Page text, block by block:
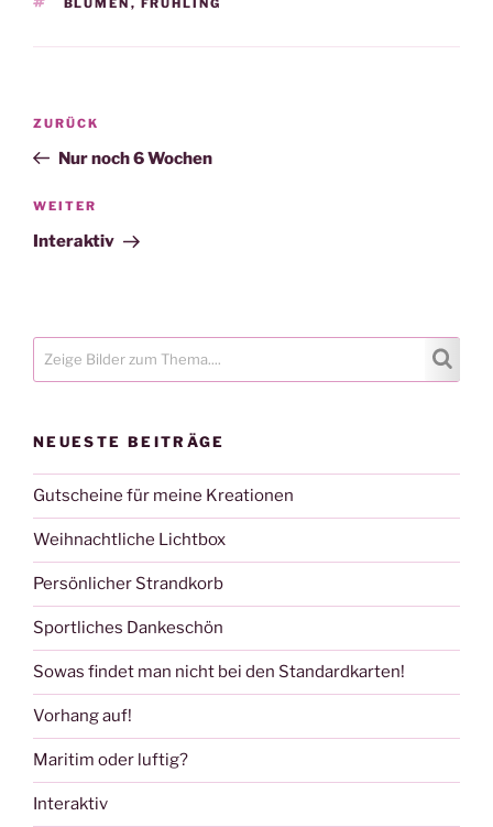
Beitragsnavigation
Vorheriger
Beitrag
ZURÜCK
Nur noch 6 Wochen
Nächster
Beitrag
WEITER
Interaktiv
NEUESTE BEITRÄGE
Gutscheine für meine Kreationen
Weihnachtliche Lichtbox
Persönlicher Strandkorb
Sportliches Dankeschön
Sowas findet man nicht bei den Standardkarten!
Vorhang auf!
Maritim oder luftig?
Interaktiv